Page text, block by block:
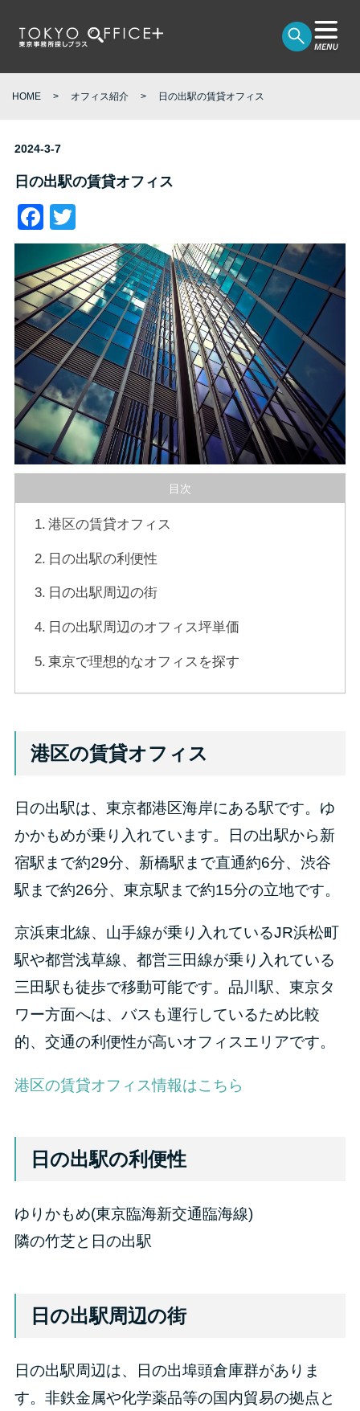
HOME オフィス紹介 日の出駅の賃貸オフィス
2024-3-7
日の出駅の賃貸オフィス
Facebook
目次
港区の賃貸オフィス
日の出駅の利便性
日の出駅周辺の街
日の出駅周辺のオフィス坪単価
東京で理想的なオフィスを探す
港区の賃貸オフィス
日の出駅は、東京都港区海岸にある駅です。ゆ
かかもめが乗り入れています。日の出駅から新
宿駅まで約29分、新橋駅まで直通約6分、渋谷
駅まで約26分、東京駅まで約15分の立地です。
京浜東北線、山手線が乗り入れているJR浜松町
駅や都営浅草線、都営三田線が乗り入れている
三田駅も徒歩で移動可能です。品川駅、東京タ
ワー方面へは、バスも運行しているため比較
的、交通の利便性が高いオフィスエリアです。
港区の賃貸オフィス情報はこちら
日の出駅の利便性
ゆりかもめ(東京臨海新交通臨海線)
隣の竹芝と日の出駅
日の出駅周辺の街
日の出駅周辺は、日の出埠頭倉庫群がありま
す。非鉄金属や化学薬品等の国内貿易の拠点と